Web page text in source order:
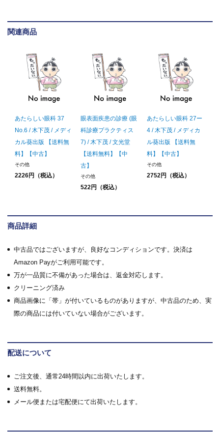
関連商品
あたらしい眼科 37
No.6 / 木下茂 / メディ
カル葵出版 【送料無
料】【中古】
その他
2226円（税込）
眼表面疾患の診療 (眼
科診療プラクティス
7) / 木下茂 / 文光堂
【送料無料】【中
古】
その他
522円（税込）
あたらしい眼科 27ー
4 / 木下茂 / メディカ
ル葵出版 【送料無
料】【中古】
その他
2752円（税込）
商品詳細
中古品ではございますが、良好なコンディションです。決済は
Amazon Payがご利用可能です。
万が一品質に不備があった場合は、返金対応します。
クリーニング済み
商品画像に「帯」が付いているものがありますが、中古品のため、実
際の商品には付いていない場合がございます。
配送について
ご注文後、通常24時間以内に出荷いたします。
送料無料。
メール便または宅配便にて出荷いたします。